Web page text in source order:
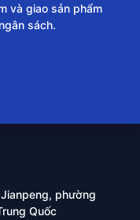
và giao sản phẩm
sách.
phường
Quốc